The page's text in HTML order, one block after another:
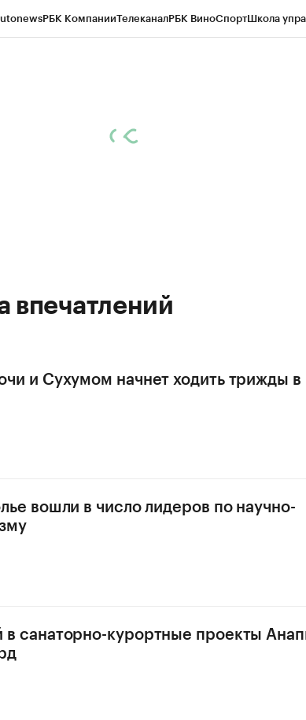
РБК КомпанииТелеканалРБК ВиноСпортШкола
впечатлений
и Сухумом начнет ходить трижды
вошли в число лидеров по научно-
в санаторно-курортные проекты